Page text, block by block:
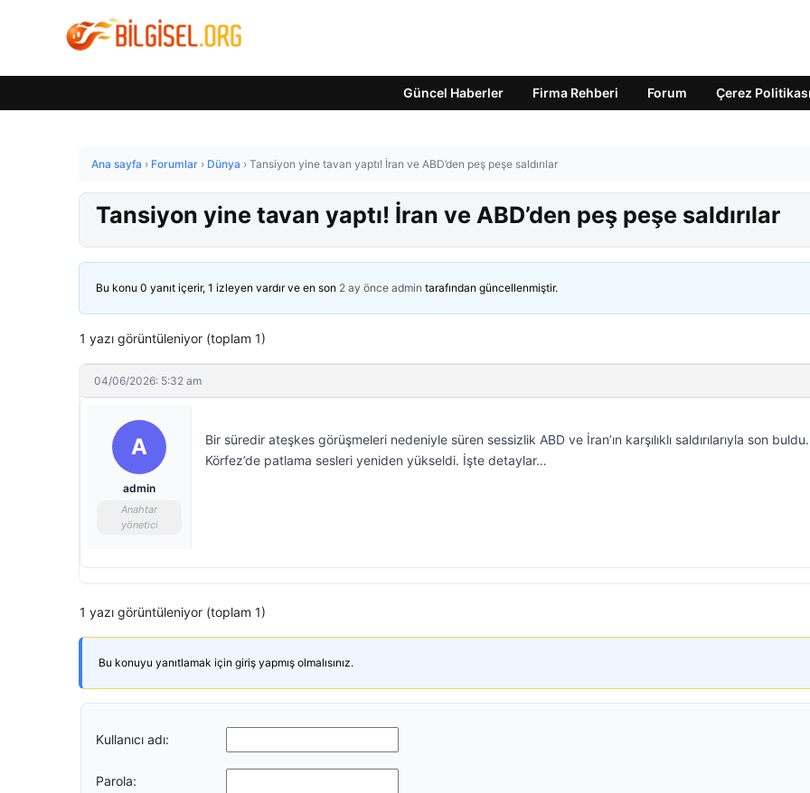
Güncel Haberler Firma Rehberi Forum Çerez Politikası
Ana sayfa › Forumlar › Dünya › Tansiyon yine tavan yaptı! İran ve ABD’den peş peşe saldırılar
Tansiyon yine tavan yaptı! İran ve ABD’den peş peşe saldırılar
Bu konu 0 yanıt içerir, 1 izleyen vardır ve en son 2 ay önce admin tarafından güncellenmiştir.
1 yazı görüntüleniyor (toplam 1)
04/06/2026: 5:32 am
A
admin
Anahtar
yönetici
Bir süredir ateşkes görüşmeleri nedeniyle süren sessizlik ABD ve İran’ın karşılıklı saldırılarıyla son buldu.
Körfez’de patlama sesleri yeniden yükseldi. İşte detaylar…
1 yazı görüntüleniyor (toplam 1)
Bu konuyu yanıtlamak için giriş yapmış olmalısınız.
Kullanıcı adı:
Parola: